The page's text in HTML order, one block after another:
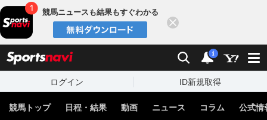
競馬ニュースも結果もすぐわかる
検索 通知
i
ログイン ID新規取得
競馬トップ 日程・結果 動画 ニュース コラム 公式情